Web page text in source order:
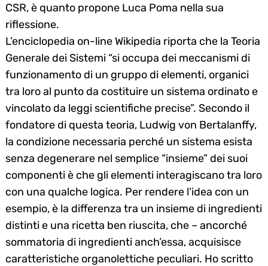
CSR, è quanto propone Luca Poma nella sua
riflessione.
L’enciclopedia on-line Wikipedia riporta che la Teoria
Generale dei Sistemi “si occupa dei meccanismi di
funzionamento di un gruppo di elementi, organici
tra loro al punto da costituire un sistema ordinato e
vincolato da leggi scientifiche precise”. Secondo il
fondatore di questa teoria, Ludwig von Bertalanffy,
la condizione necessaria perché un sistema esista
senza degenerare nel semplice “insieme” dei suoi
componenti è che gli elementi interagiscano tra loro
con una qualche logica. Per rendere l’idea con un
esempio, è la differenza tra un insieme di ingredienti
distinti e una ricetta ben riuscita, che – ancorché
sommatoria di ingredienti anch’essa, acquisisce
caratteristiche organolettiche peculiari. Ho scritto